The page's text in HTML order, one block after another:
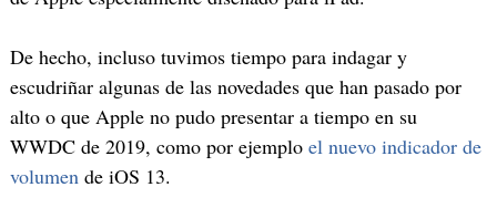
De hecho, incluso tuvimos tiempo para indagar y
escudriñar algunas de las novedades que han pasado por
alto o que Apple no pudo presentar a tiempo en su
WWDC de 2019, como por ejemplo el nuevo indicador de
volumende iOS 13.